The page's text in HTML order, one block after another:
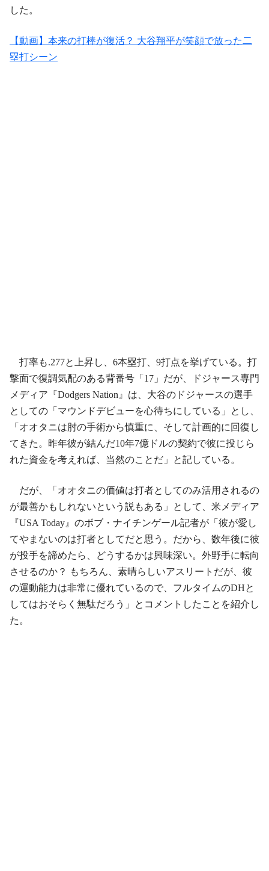
した。
【動画】本来の打棒が復活？ 大谷翔平が笑顔で放った二
塁打シーン
打率も.277と上昇し、6本塁打、9打点を挙げている。打
撃面で復調気配のある背番号「17」だが、ドジャース専門
メディア『Dodgers Nation』は、大谷のドジャースの選手
としての「マウンドデビューを心待ちにしている」とし、
「オオタニは肘の手術から慎重に、そして計画的に回復し
てきた。昨年彼が結んだ10年7億ドルの契約で彼に投じら
れた資金を考えれば、当然のことだ」と記している。
だが、「オオタニの価値は打者としてのみ活用されるの
が最善かもしれないという説もある」として、米メディア
『USA Today』のボブ・ナイチンゲール記者が「彼が愛し
てやまないのは打者としてだと思う。だから、数年後に彼
が投手を諦めたら、どうするかは興味深い。外野手に転向
させるのか？ もちろん、素晴らしいアスリートだが、彼
の運動能力は非常に優れているので、フルタイムのDHと
してはおそらく無駄だろう」とコメントしたことを紹介し
た。